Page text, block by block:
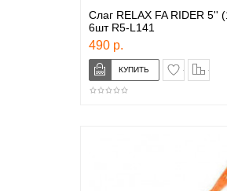
Слаг RELAX FA RIDER 5''
6шт R5-L141
490 р.
в